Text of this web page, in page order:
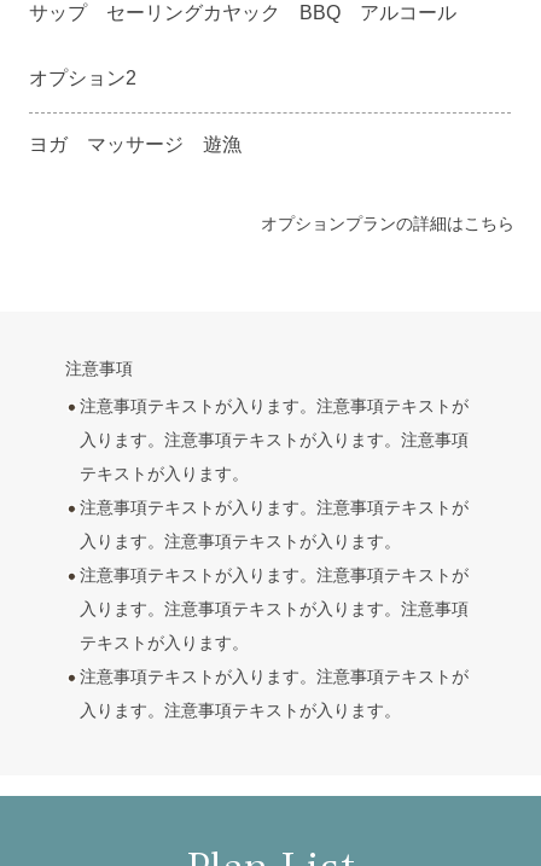
サップ セーリングカヤック BBQ アルコール
オプション2
ヨガ マッサージ 遊漁
オプションプランの詳細はこちら
注意事項
注意事項テキストが入ります。注意事項テキストが
入ります。注意事項テキストが入ります。注意事項
テキストが入ります。
注意事項テキストが入ります。注意事項テキストが
入ります。注意事項テキストが入ります。
注意事項テキストが入ります。注意事項テキストが
入ります。注意事項テキストが入ります。注意事項
テキストが入ります。
注意事項テキストが入ります。注意事項テキストが
入ります。注意事項テキストが入ります。